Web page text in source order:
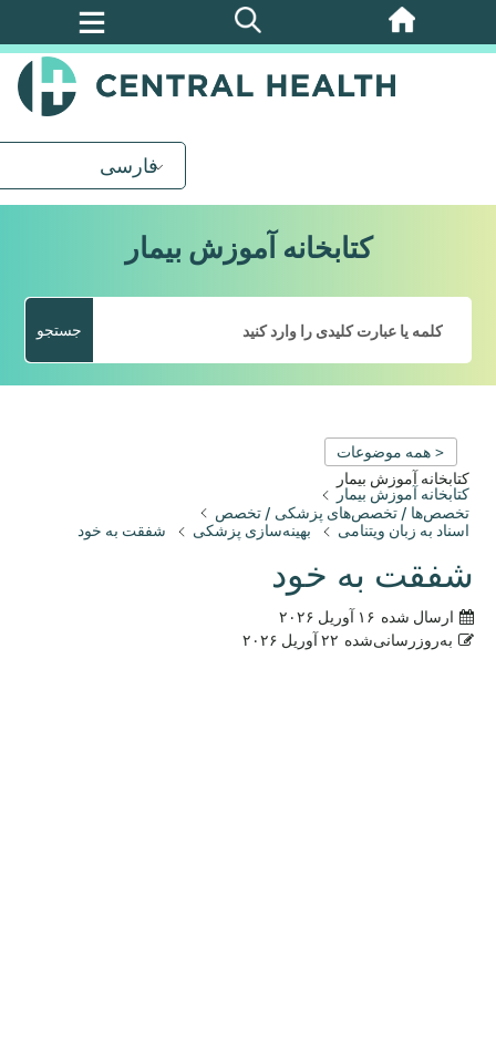
پرش
فارسی
کتابخانه آموزش بیمار
جستجو
< همه موضوعات
کتابخانه آموزش بیمار
کتابخانه آموزش بیمار
تخصص‌ها / تخصص‌های پزشکی / تخصص
اسناد به زبان ویتنامی
بهینه‌سازی پزشکی شفقت به خود
شفقت به خود
ارسال شده ۱۶ آوریل ۲۰۲۶
به‌روزرسانی‌شده ۲۲ آوریل ۲۰۲۶